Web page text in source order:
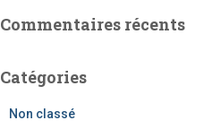
Commentaires récents
Catégories
Non classé